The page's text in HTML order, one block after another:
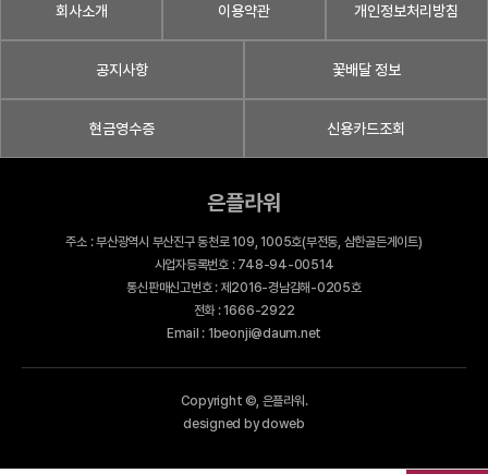
회사소개 이용약관 개인정보처리방침
공지사항 꽃배달 정보
현금영수증 신용카드조회
은플라워
주소 : 부산광역시 부산진구 동천로 109, 1005호(부전동, 삼한골든게이트)
사업자등록번호 : 748-94-00514
통신판매신고번호 : 제2016-경남김해-0205호
전화 : 1666-2922
Email : 1beonji@daum.net
Copyright ©, 은플라워.
designed by doweb